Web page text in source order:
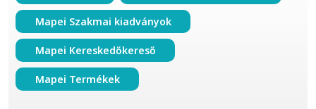
Mapei Szakmai kiadványok
Mapei Kereskedőkereső
Mapei Termékek